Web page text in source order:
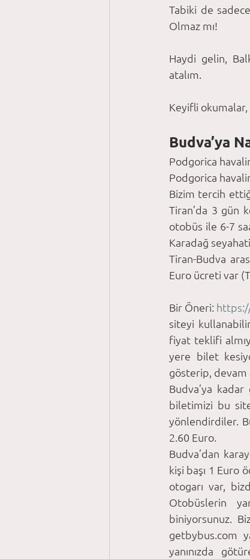
Tabiki de
Olmaz mı!
Haydi gelin,
atalım.
Keyifli okumalar,
Budva’ya
Podgorica
Podgorica
Bizim tercih
Tiran’da 3 gün
otobüs ile 6-7
Karadağ
Tiran-Budva
Euro ücreti var
Bir Öneri:
siteyi
fiyat teklifi
yere bilet
gösterip, devam
Budva’ya
biletimizi bu
yönlendirdiler.
2.60 Euro.
Budva’dan
kişi başı 1 Euro
otogarı var,
Otobüslerin
biniyorsunuz.
getbybus.com
yanınızda